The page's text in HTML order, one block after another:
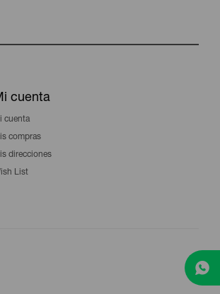
cuenta
cuenta
compras
direcciones
List